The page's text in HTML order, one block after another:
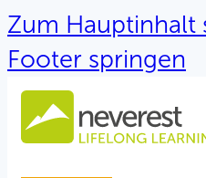
Zum Hauptinhalt
Footer springen